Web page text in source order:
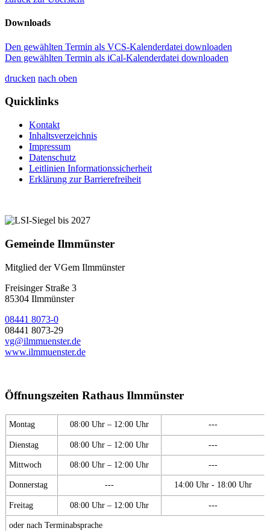
Downloads
Den gewählten Termin als VCS-Kalenderdatei downloaden
Den gewählten Termin als iCal-Kalenderdatei downloaden
drucken nach oben
Quicklinks
Kontakt
Inhaltsverzeichnis
Impressum
Datenschutz
Leitlinien Informationssicherheit
Erklärung zur Barrierefreiheit
Gemeinde Ilmmünster
Mitglied der VGem Ilmmünster
Freisinger Straße 3
85304 Ilmmünster
08441 8073-0
08441 8073-29
vg@ilmmuenster.de
www.ilmmuenster.de
Öffnungszeiten Rathaus Ilmmünster
Montag 08:00 Uhr – 12:00 Uhr ---
Dienstag 08:00 Uhr – 12:00 Uhr ---
Mittwoch 08:00 Uhr – 12:00 Uhr ---
Donnerstag --- 14:00 Uhr - 18:00 Uhr
Freitag 08:00 Uhr – 12:00 Uhr ---
oder nach Terminabsprache